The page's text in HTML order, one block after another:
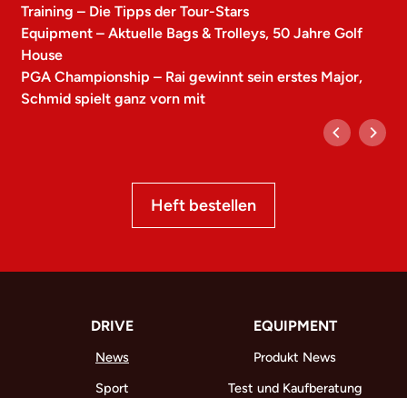
Training – Die Tipps der Tour-Stars
Equipment – Aktuelle Bags & Trolleys, 50 Jahre Golf
House
PGA Championship – Rai gewinnt sein erstes Major,
Schmid spielt ganz vorn mit
Heft bestellen
DRIVE
News
Sport
EQUIPMENT
Produkt News
Test und Kaufberatung